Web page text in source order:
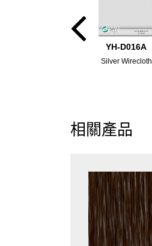
YH-D016A
Silver Wirecloth
相關產品